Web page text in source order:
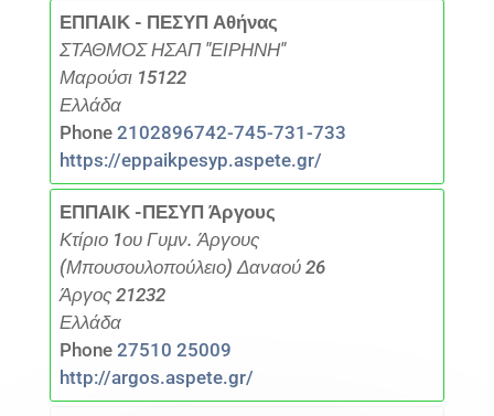
ΕΠΠΑΙΚ - ΠΕΣΥΠ Αθήνας
ΣΤΑΘΜΟΣ ΗΣΑΠ "ΕΙΡΗΝΗ"
Μαρούσι 15122
Ελλάδα
Phone 2102896742-745-731-733
https://eppaikpesyp.aspete.gr/
ΕΠΠΑΙΚ -ΠΕΣΥΠ Άργους
Κτίριο 1ου Γυμν. Άργους
(Μπουσουλοπούλειο) Δαναού 26
Άργος 21232
Ελλάδα
Phone 27510 25009
http://argos.aspete.gr/